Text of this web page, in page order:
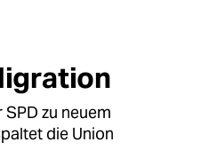
zu neuem
die Union